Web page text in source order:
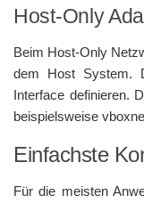
Host-Only
Beim Host-Only
dem Host System.
Interface definieren.
beispielsweise
Einfachste
Für die meisten